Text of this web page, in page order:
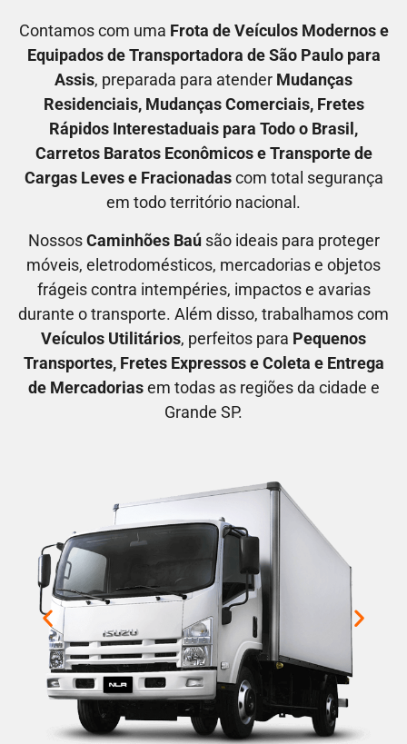
Contamos com uma Frota de Veículos Modernos e
Equipados de Transportadora de São Paulo para
Assis, preparada para atender Mudanças
Residenciais, Mudanças Comerciais, Fretes
Rápidos Interestaduais para Todo o Brasil ,
Carretos Baratos Econômicose Transporte de
Cargas Leves e Fracionadascom total segurança
em todo território nacional.
NossosCaminhões Baúsão ideais para proteger
móveis, eletrodomésticos, mercadorias e objetos
frágeis contra intempéries, impactos e avarias
durante o transporte. Além disso, trabalhamos com
Veículos Utilitários, perfeitos para Pequenos
Transportes, Fretes Expressose Coleta e Entrega
de Mercadoriasem todas as regiões da cidade e
Grande SP.